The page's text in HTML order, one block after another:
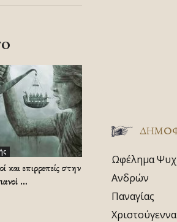
και επιρρεπείς στην
…
Ωφέλημα
Ανδρών
Παναγίας
Χριστούγεννα